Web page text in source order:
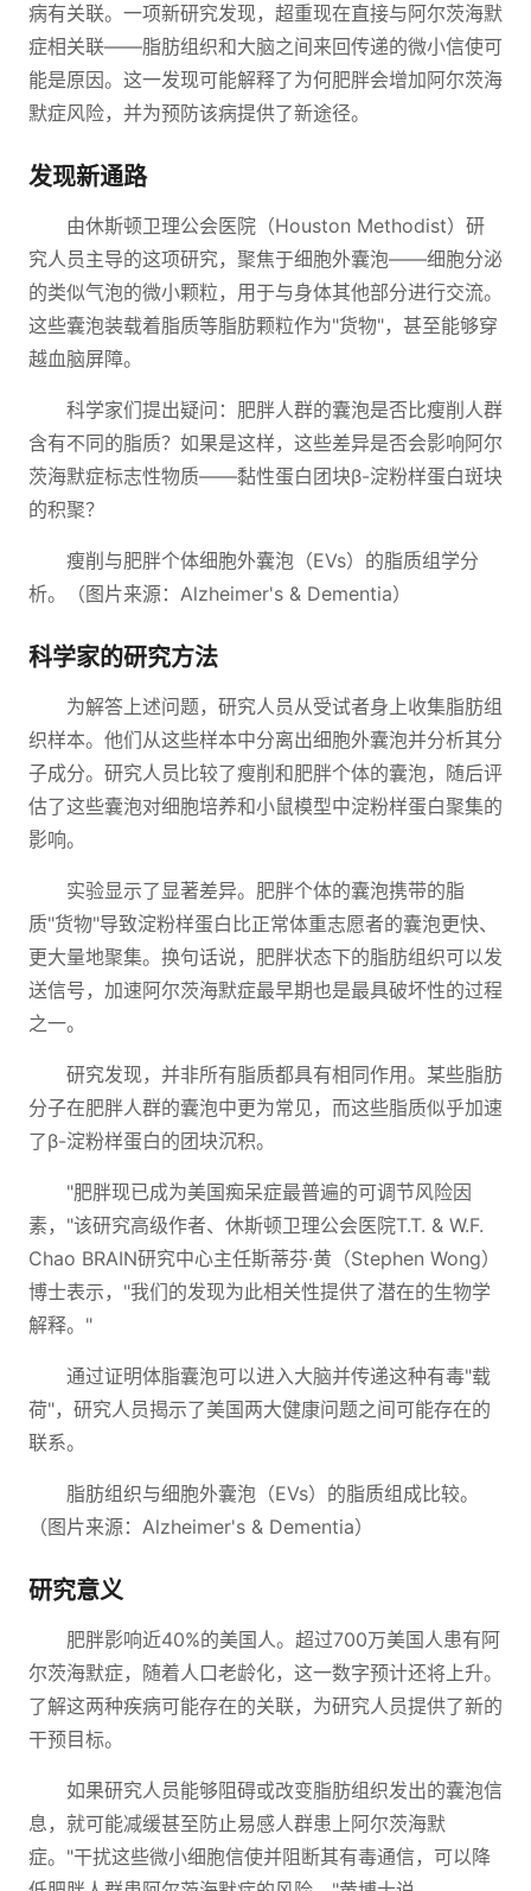
病有关联。一项新研究发现，超重现在直接与阿尔茨海默
症相关联——脂肪组织和大脑之间来回传递的微小信使可
能是原因。这一发现可能解释了为何肥胖会增加阿尔茨海
默症风险，并为预防该病提供了新途径。
发现新通路
由休斯顿卫理公会医院（Houston Methodist）研
究人员主导的这项研究，聚焦于细胞外囊泡——细胞分泌
的类似气泡的微小颗粒，用于与身体其他部分进行交流。
这些囊泡装载着脂质等脂肪颗粒作为"货物"，甚至能够穿
越血脑屏障。
科学家们提出疑问：肥胖人群的囊泡是否比瘦削人群
含有不同的脂质？如果是这样，这些差异是否会影响阿尔
茨海默症标志性物质——黏性蛋白团块β-淀粉样蛋白斑块
的积聚？
瘦削与肥胖个体细胞外囊泡（EVs）的脂质组学分
析。（图片来源：Alzheimer's & Dementia）
科学家的研究方法
为解答上述问题，研究人员从受试者身上收集脂肪组
织样本。他们从这些样本中分离出细胞外囊泡并分析其分
子成分。研究人员比较了瘦削和肥胖个体的囊泡，随后评
估了这些囊泡对细胞培养和小鼠模型中淀粉样蛋白聚集的
影响。
实验显示了显著差异。肥胖个体的囊泡携带的脂
质"货物"导致淀粉样蛋白比正常体重志愿者的囊泡更快、
更大量地聚集。换句话说，肥胖状态下的脂肪组织可以发
送信号，加速阿尔茨海默症最早期也是最具破坏性的过程
之一。
研究发现，并非所有脂质都具有相同作用。某些脂肪
分子在肥胖人群的囊泡中更为常见，而这些脂质似乎加速
了β-淀粉样蛋白的团块沉积。
"肥胖现已成为美国痴呆症最普遍的可调节风险因
素，"该研究高级作者、休斯顿卫理公会医院T.T. & W.F.
Chao BRAIN研究中心主任斯蒂芬·黄（Stephen Wong）
博士表示，"我们的发现为此相关性提供了潜在的生物学
解释。"
通过证明体脂囊泡可以进入大脑并传递这种有毒"载
荷"，研究人员揭示了美国两大健康问题之间可能存在的
联系。
脂肪组织与细胞外囊泡（EVs）的脂质组成比较。
（图片来源：Alzheimer's & Dementia）
研究意义
肥胖影响近40%的美国人。超过700万美国人患有阿
尔茨海默症，随着人口老龄化，这一数字预计还将上升。
了解这两种疾病可能存在的关联，为研究人员提供了新的
干预目标。
如果研究人员能够阻碍或改变脂肪组织发出的囊泡信
息，就可能减缓甚至防止易感人群患上阿尔茨海默
症。"干扰这些微小细胞信使并阻断其有毒通信，可以降